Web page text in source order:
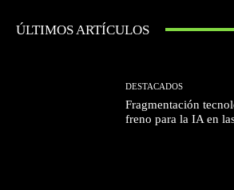
ÚLTIMOS ARTÍCULOS
DESTACADOS
Fragmentación
freno para la IA en